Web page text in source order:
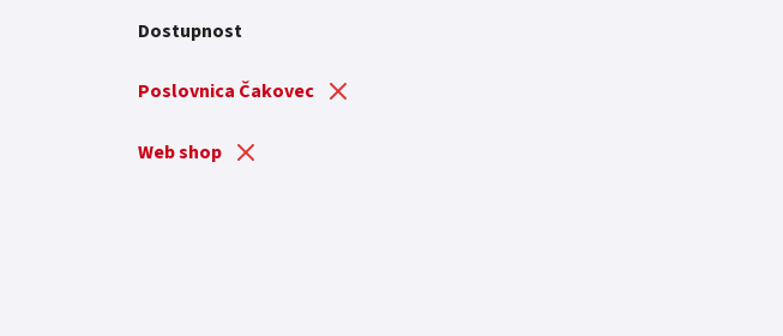
Dostupnost
Poslovnica Čakovec
Web shop